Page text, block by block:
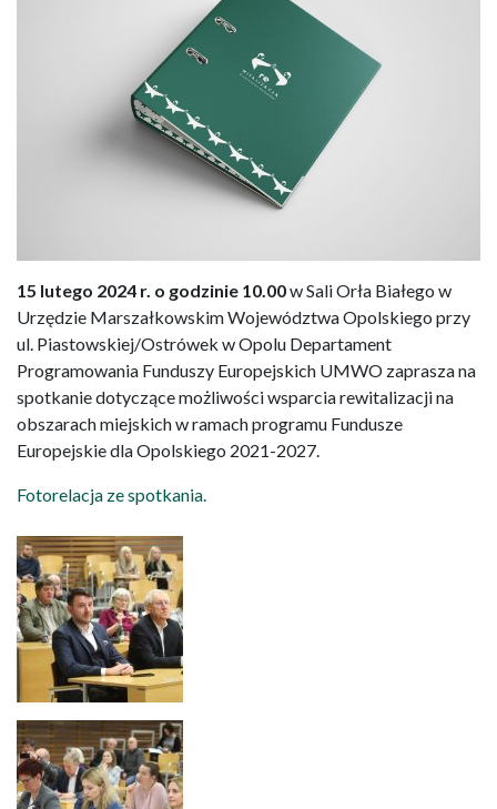
15 lutego 2024 r. o godzinie 10.00w Sali Orła Białego w
Urzędzie Marszałkowskim Województwa Opolskiego przy
ul. Piastowskiej/Ostrówek w Opolu Departament
Programowania Funduszy Europejskich UMWO zaprasza na
spotkanie dotyczące możliwości wsparcia rewitalizacji na
obszarach miejskich w ramach programu Fundusze
Europejskie dla Opolskiego 2021-2027.
Fotorelacja ze spotkania.